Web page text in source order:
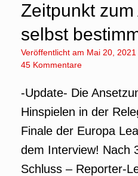
Zeitpunkt
selbst
Veröffentlicht am Mai 20, 2021
45 Kommentare
-Update- Die
Hinspielen in der
Finale der Europa
dem Interview! Nach
Schluss – Reporter-